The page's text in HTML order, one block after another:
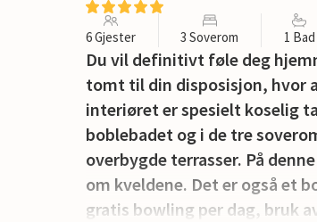
6 Gjester 3 Soverom 1 Bad
Du vil definitivt føle deg
tomt til din disposisjon, hvor
interiøret er spesielt koselig
boblebadet og i de tre
overbygde terrasser. På
om kveldene. Det er også et
gratis bowling per dag, bruk